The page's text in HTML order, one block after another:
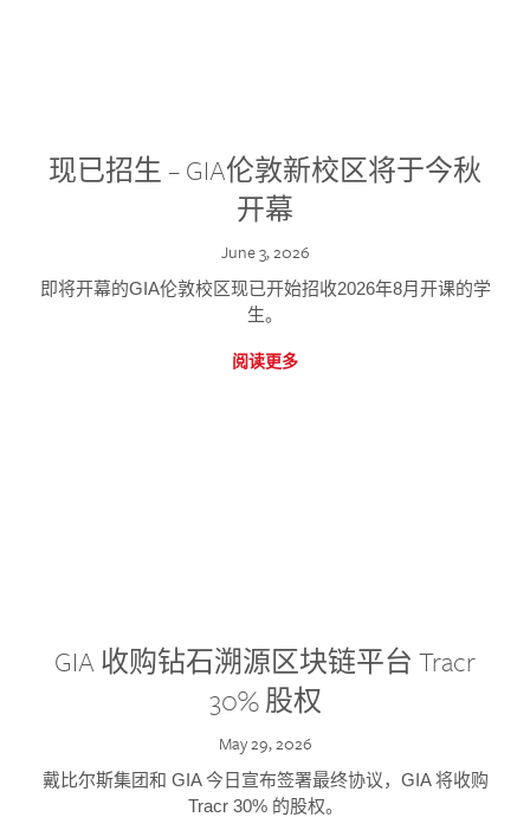
现已招生 – GIA伦敦新校区将于今秋
开幕
June 3, 2026
即将开幕的GIA伦敦校区现已开始招收2026年8月开课的学
生。
阅读更多
GIA 收购钻石溯源区块链平台 Tracr
30% 股权
May 29, 2026
戴比尔斯集团和 GIA 今日宣布签署最终协议，GIA 将收购
Tracr 30% 的股权。